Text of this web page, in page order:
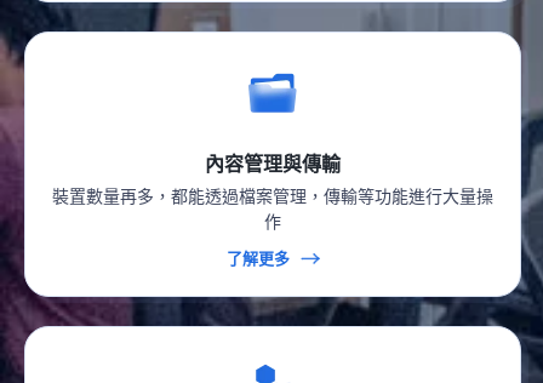
內容管理與傳輸
裝置數量再多，都能透過檔案管理，傳輸等功能進行大量操
作
了解更多